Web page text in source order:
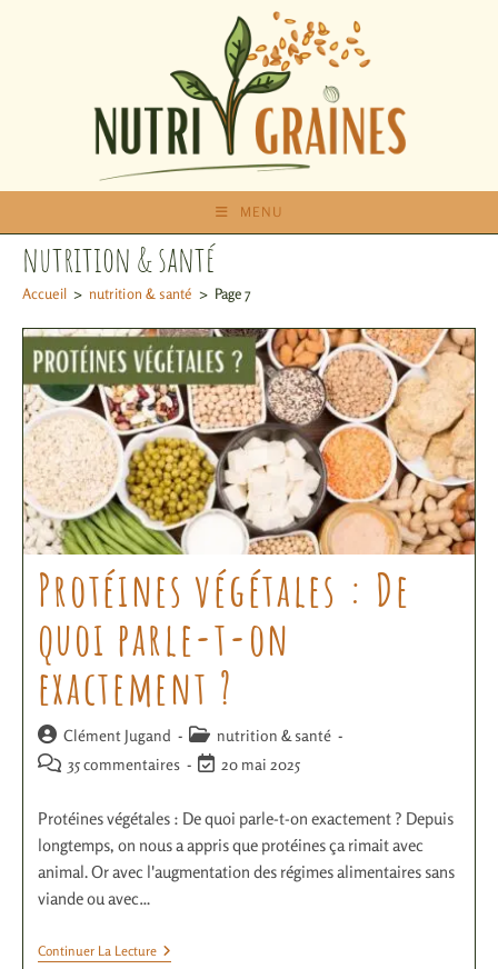
MENU
nutrition & santé
Accueil > nutrition & santé > Page 7
Protéines végétales : De
quoi parle-t-on
exactement ?
Clément Jugand
nutrition & santé
35 commentaires
20 mai 2025
Protéines végétales : De quoi parle-t-on exactement ? Depuis
longtemps, on nous a appris que protéines ça rimait avec
animal. Or avec l'augmentation des régimes alimentaires sans
viande ou avec…
Continuer La Lecture